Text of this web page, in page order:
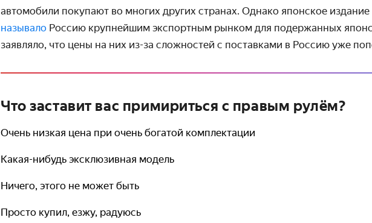
автомобили покупают во многих других странах. Однако японское издание
называло Россию крупнейшим экспортным рынком для подержанных
заявляло, что цены на них из-за сложностей с поставками в Россию уже
Что заставит вас примириться с правым рулём?
Очень низкая цена при очень богатой комплектации
Какая-нибудь эксклюзивная модель
Ничего, этого не может быть
Просто купил, езжу, радуюсь